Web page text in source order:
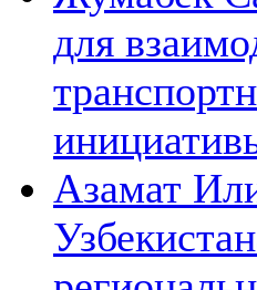
для
Азамат